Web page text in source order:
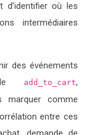
d’identifier où les
intermédiaires
des événements
add_to_cart,
comme
entre ces